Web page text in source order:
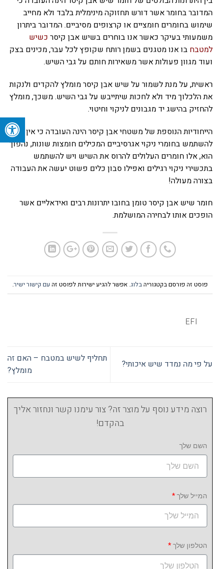
המדובר בחומר אשר דורש תחזוקה מינימלית בלבד ולא מחייב
שימוש בחומרים חומציים או קרצופים מסיביים. המדובר ביתרון
משמעותי בעיקר כאשר אנו בוחרים בשיש אבן קיסר כשיש
למטבח בו אנו מטגנים בשמן רותח שקופץ לכל עבר, מכינים בצק
ועוד מגוון פעולות אשר משאירות חותם על גבי השיש.
ראשית, על מנת לשמור על שיש אבן קיסר מומלץ להקדים ולנקות
את הלכלוך מיד ולא לחכות שיתייבש על גבי השיש. משכך, מומלץ
להחזיק בהישג יד מגבונים לניקוי וחיטוי.
הייחודיות הנוספת של משטחי אבן קיסר הינה העובדה כי אין צורך
להשתמש בחומרי ניקוי אגרסיביים המכילים חומצות שונות, נהפוך
הוא, אלו חומרים העלולים להרוס את השיש ויש להשתמש
בתכשירי ניקוי רגילים ואפילו סבון כלים פשוט יעשה את העבודה
בצורה מעולה!
חומר שיש אבן קיסר טומן בחובו יתרונות רבים ואידאליים אשר
הופכים אותו לבחירה המושלמת.
פוסט זה פורסם בקטגוריהבלוג. אפשר להגיע ישירות לפוסט זה עם קישור ישיר.
EFI
על פי מה נמדד שיש איכותי?
תחליף לשיש במטבח – האם זה
מומלץ?
רוצה מידע נוסף על מוצר זה? צור עימנו קשר ונחזור אליך
בהקדם!
השם שלך
המייל שלך
הטלפון שלך